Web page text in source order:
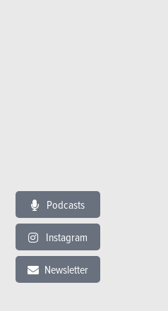
Podcasts
Instagram
Newsletter
PORSCHE